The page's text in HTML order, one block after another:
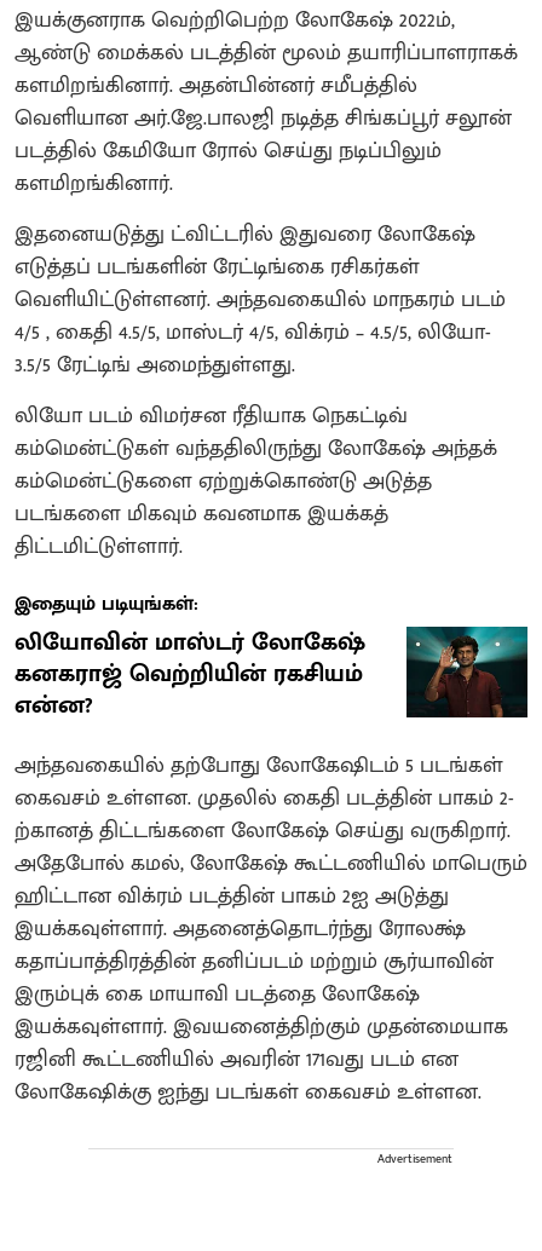
இயக்குனராக வெற்றிபெற்ற லோகேஷ் 2022ம்,
ஆண்டு மைக்கல் படத்தின் மூலம் தயாரிப்பாளராகக்
களமிறங்கினார். அதன்பின்னர் சமீபத்தில்
வெளியான அர்.ஜே.பாலஜி நடித்த சிங்கப்பூர் சலூன்
படத்தில் கேமியோ ரோல் செய்து நடிப்பிலும்
களமிறங்கினார்.
இதனையடுத்து ட்விட்டரில் இதுவரை லோகேஷ்
எடுத்தப் படங்களின் ரேட்டிங்கை ரசிகர்கள்
வெளியிட்டுள்ளனர். அந்தவகையில் மாநகரம் படம்
4/5 , கைதி 4.5/5, மாஸ்டர் 4/5, விக்ரம் – 4.5/5, லியோ-
3.5/5 ரேட்டிங் அமைந்துள்ளது.
லியோ படம் விமர்சன ரீதியாக நெகட்டிவ்
கம்மென்ட்டுகள் வந்ததிலிருந்து லோகேஷ் அந்தக்
கம்மென்ட்டுகளை ஏற்றுக்கொண்டு அடுத்த
படங்களை மிகவும் கவனமாக இயக்கத்
திட்டமிட்டுள்ளார்.
இதையும் படியுங்கள்:
லியோவின் மாஸ்டர் லோகேஷ்
கனகராஜ் வெற்றியின் ரகசியம்
என்ன?
அந்தவகையில் தற்போது லோகேஷிடம் 5 படங்கள்
கைவசம் உள்ளன. முதலில் கைதி படத்தின் பாகம் 2-
ற்கானத் திட்டங்களை லோகேஷ் செய்து வருகிறார்.
அதேபோல் கமல், லோகேஷ் கூட்டணியில் மாபெரும்
ஹிட்டான விக்ரம் படத்தின் பாகம் 2ஐ அடுத்து
இயக்கவுள்ளார். அதனைத்தொடர்ந்து ரோலக்ஷ்
கதாப்பாத்திரத்தின் தனிப்படம் மற்றும் சூர்யாவின்
இரும்புக் கை மாயாவி படத்தை லோகேஷ்
இயக்கவுள்ளார். இவயனைத்திற்கும் முதன்மையாக
ரஜினி கூட்டணியில் அவரின் 171வது படம் என
லோகேஷிக்கு ஐந்து படங்கள் கைவசம் உள்ளன.
Advertisement